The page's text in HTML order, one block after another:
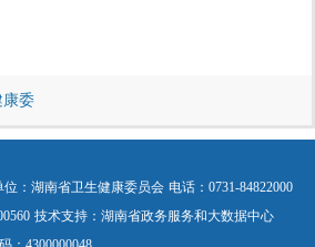
康委
位：湖南省卫生健康委员会 电话：0731-84822000
技术支持：湖南省政务服务和大数据中心